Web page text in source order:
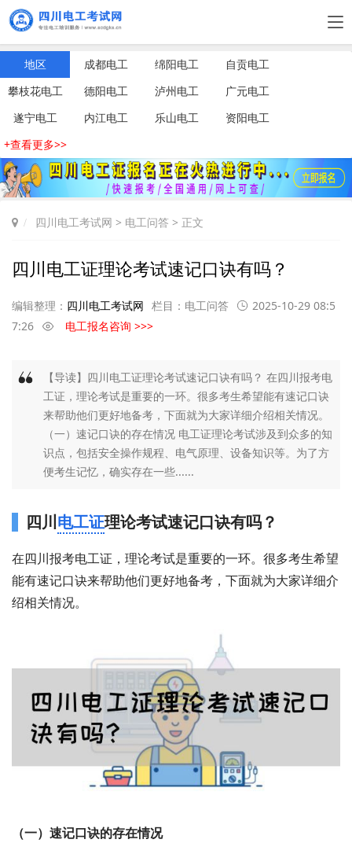
地区 成都电工 绵阳电工
自贡电工
攀枝花电工
德阳电工 泸州电工
广元电工
遂宁电工
内江电工 乐山电工
资阳电工
+查看更多>>
四川电工考试网 > 电工问答 > 正文
四川电工证理论考试速记口诀有吗？
编辑整理： 四川电工考试网 栏目： 电工问答
2025-10-29 08:5
7:26
电工报名咨询 >>>
【导读】四川电工证理论考试速记口诀有吗？ 在四川报考电
工证，理论考试是重要的一环。很多考生希望能有速记口诀
来帮助他们更好地备考，下面就为大家详细介绍相关情况。
（一）速记口诀的存在情况 电工证理论考试涉及到众多的知
识点，包括安全操作规程、电气原理、设备知识等。为了方
便考生记忆，确实存在一些......
四川 电工证理论考试速记口诀有吗？
在四川报考电工证，理论考试是重要的一环。很多考生希望
能有速记口诀来帮助他们更好地备考，下面就为大家详细介
绍相关情况。
（一）速记口诀的存在情况